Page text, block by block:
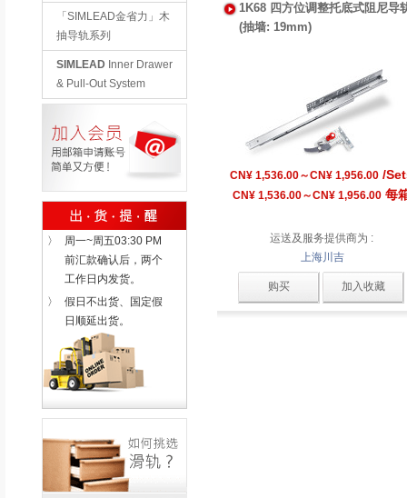
「SIMLEAD金省力」木
抽导轨系列
SIMLEAD Inner Drawer
& Pull-Out System
〉
周一~周五03:30 PM
前汇款确认后，两个
工作日内发货。
〉
假日不出货、国定假
日顺延出货。
1K68 四方位调整托底式阻尼导
(抽墙: 19mm)
CN¥ 1,536.00～CN¥ 1,956.00 /
CN¥ 1,536.00～CN¥ 1,956.00 每
运送及服务提供商为 :
上海川吉
购买 加入收藏